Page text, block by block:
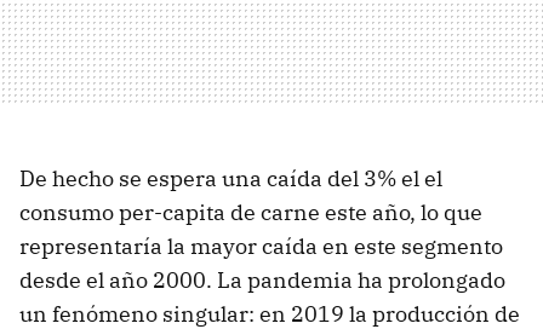
De hecho se espera una caída del 3% el el
consumo per-capita de carne este año, lo que
representaría la mayor caída en este segmento
desde el año 2000. La pandemia ha prolongado
un fenómeno singular: en 2019 la producción de